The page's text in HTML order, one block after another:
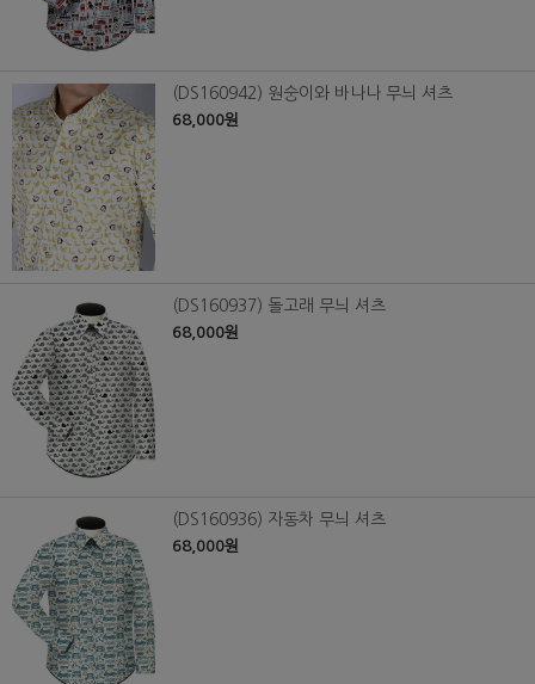
(DS160942) 원숭이와 바나나 무늬 셔츠
68,000원
(DS160937) 돌고래 무늬 셔츠
68,000원
(DS160936) 자동차 무늬 셔츠
68,000원